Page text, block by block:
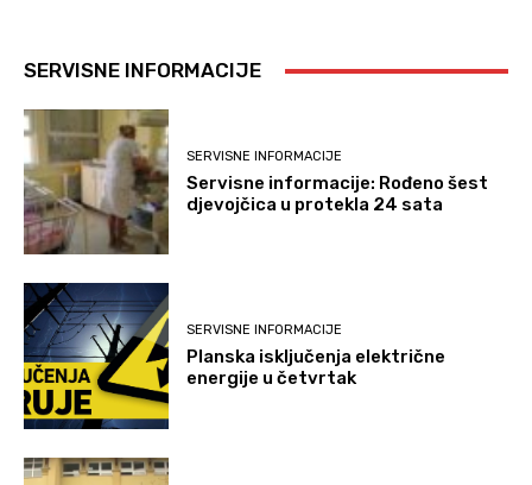
SERVISNE INFORMACIJE
SERVISNE INFORMACIJE
Servisne informacije: Rođeno šest
djevojčica u protekla 24 sata
SERVISNE INFORMACIJE
Planska isključenja električne
energije u četvrtak